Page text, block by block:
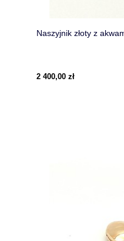
Naszyjnik złoty z
2 400,00 zł